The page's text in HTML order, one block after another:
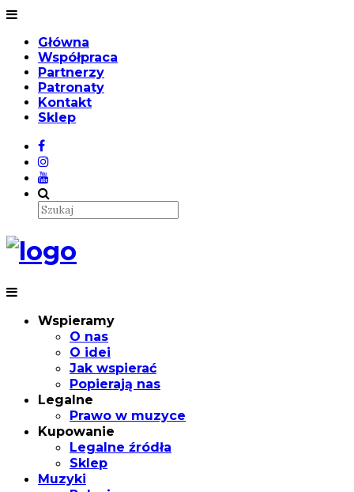
Główna
Współpraca
Partnerzy
Patronaty
Kontakt
Sklep
Wspieramy
O nas
O idei
Jak wspierać
Popierają nas
Legalne
Prawo w muzyce
Kupowanie
Legalne źródła
Sklep
Muzyki